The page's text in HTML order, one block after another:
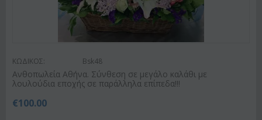
ΚΩΔΙΚΟΣ: Bsk48
Ανθοπωλεία Αθήνα. Σύνθεση σε μεγάλο καλάθι με
λουλούδια εποχής σε παράλληλα επίπεδα!!!
€100.00